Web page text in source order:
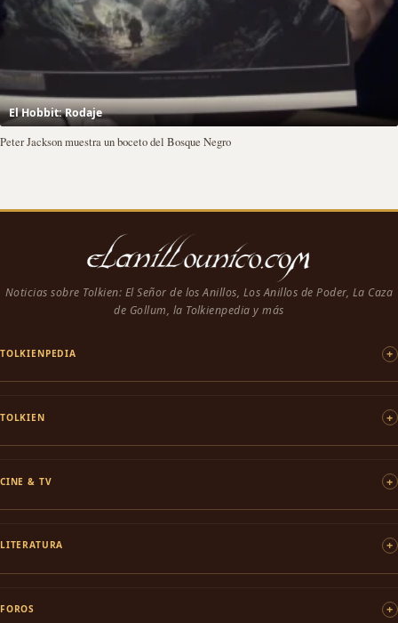
El Hobbit: Rodaje
Peter Jackson muestra un boceto del Bosque Negro
Noticias sobre Tolkien: El Señor de los Anillos, Los Anillos de Poder, La Caza
de Gollum, la Tolkienpedia y más
TOLKIENPEDIA
TOLKIEN
CINE & TV
LITERATURA
FOROS